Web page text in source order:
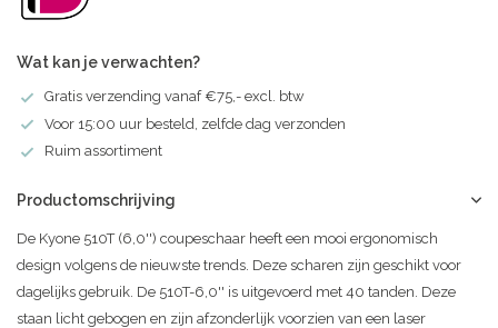
Wat kan je verwachten?
Gratis verzending vanaf €75,- excl. btw
Voor 15:00 uur besteld, zelfde dag verzonden
Ruim assortiment
Productomschrijving
De Kyone 510T (6,0'') coupeschaar heeft een mooi ergonomisch
design volgens de nieuwste trends. Deze scharen zijn geschikt voor
dagelijks gebruik. De 510T-6,0'' is uitgevoerd met 40 tanden. Deze
staan licht gebogen en zijn afzonderlijk voorzien van een laser